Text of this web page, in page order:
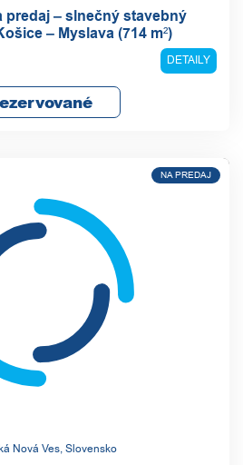
predaj – slnečný stavebný
– Myslava (714 m²)
DETAILY
NA PREDAJ
Nová Ves, Slovensko